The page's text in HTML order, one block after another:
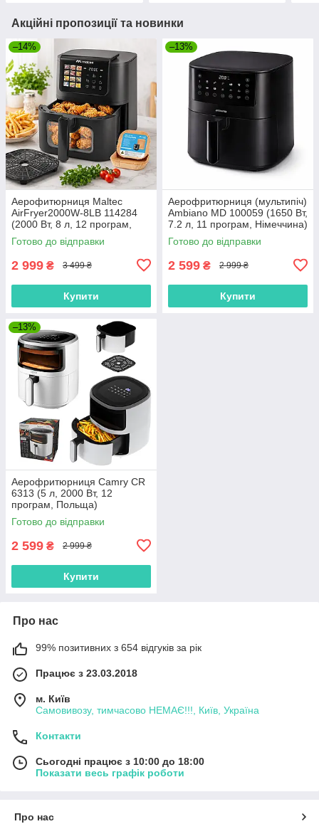
Акційні пропозиції та новинки
–14%
Аерофитюрниця Maltec
AirFryer2000W-8LB 114284
(2000 Вт, 8 л, 12 програм,
Польща)
Готово до відправки
2 999 ₴ 3 499 ₴
Купити
–13%
Аерофритюрниця (мультипіч)
Ambiano MD 100059 (1650 Вт,
7.2 л, 11 програм, Німеччина)
Готово до відправки
2 599 ₴ 2 999 ₴
Купити
–13%
Аерофритюрниця Camry CR
6313 (5 л, 2000 Вт, 12
програм, Польща)
Готово до відправки
2 599 ₴ 2 999 ₴
Купити
Про нас
99% позитивних з 654 відгуків за рік
Працює з 23.03.2018
м. Київ
Самовивозу, тимчасово НЕМАЄ!!!, Київ, Україна
Контакти
Сьогодні працює з 10:00 до 18:00
Показати весь графік роботи
Про нас